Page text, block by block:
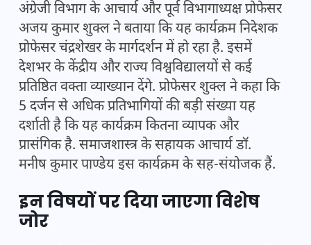
अंग्रेजी विभाग के आचार्य और पूर्व विभागाध्यक्ष प्रोफेसर
अजय कुमार शुक्ल ने बताया कि यह कार्यक्रम निदेशक
प्रोफेसर चंद्रशेखर के मार्गदर्शन में हो रहा है. इसमें
देशभर के केंद्रीय और राज्य विश्वविद्यालयों से कई
प्रतिष्ठित वक्ता व्याख्यान देंगे. प्रोफेसर शुक्ल ने कहा कि
5 दर्जन से अधिक प्रतिभागियों की बड़ी संख्या यह
दर्शाती है कि यह कार्यक्रम कितना व्यापक और
प्रासंगिक है. समाजशास्त्र के सहायक आचार्य डॉ.
मनीष कुमार पाण्डेय इस कार्यक्रम के सह-संयोजक हैं.
इन विषयों पर दिया जाएगा विशेष
जोर